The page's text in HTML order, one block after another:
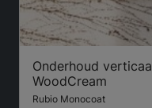
Onderhoud
WoodCream
Rubio Monocoat